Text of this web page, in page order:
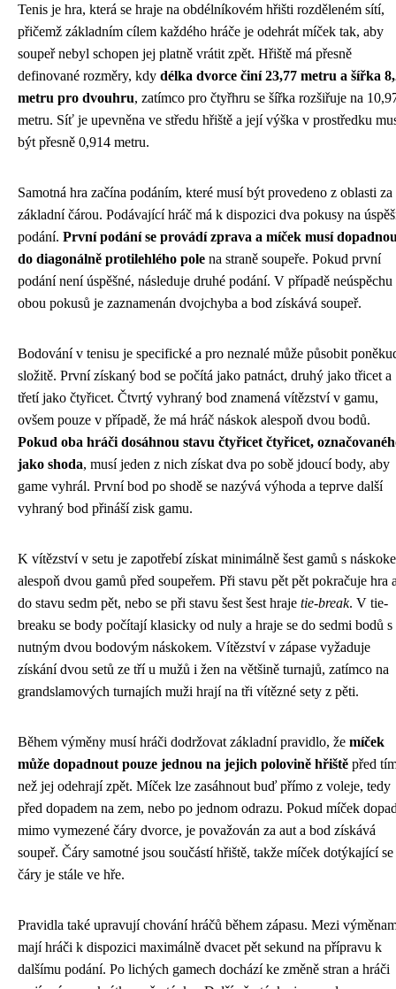
Tenis je hra, která se hraje na obdélníkovém hřišti rozděleném sítí,
přičemž základním cílem každého hráče je odehrát míček tak, aby
soupeř nebyl schopen jej platně vrátit zpět. Hřiště má přesně
definované rozměry, kdy délka dvorce činí 23,77 metru a šířka
metru pro dvouhru, zatímco pro čtyřhru se šířka rozšiřuje na
metru. Síť je upevněna ve středu hřiště a její výška v prostředku
být přesně 0,914 metru.
Samotná hra začína podáním, které musí být provedeno z oblasti za
základní čárou. Podávající hráč má k dispozici dva pokusy na
podání. První podání se provádí zprava a míček musí
do diagonálně protilehlého pole na straně soupeře. Pokud první
podání není úspěšné, následuje druhé podání. V případě neúspěchu
obou pokusů je zaznamenán dvojchyba a bod získává soupeř.
Bodování v tenisu je specifické a pro neznalé může působit
složitě. První získaný bod se počítá jako patnáct, druhý jako třicet a
třetí jako čtyřicet. Čtvrtý vyhraný bod znamená vítězství v gamu,
ovšem pouze v případě, že má hráč náskok alespoň dvou bodů.
Pokud oba hráči dosáhnou stavu čtyřicet čtyřicet,
jako shoda, musí jeden z nich získat dva po sobě jdoucí body, aby
game vyhrál. První bod po shodě se nazývá výhoda a teprve další
vyhraný bod přináší zisk gamu.
K vítězství v setu je zapotřebí získat minimálně šest gamů s
alespoň dvou gamů před soupeřem. Při stavu pět pět pokračuje hra
do stavu sedm pět, nebo se při stavu šest šest hraje tie-break. V tie-
breaku se body počítají klasicky od nuly a hraje se do sedmi bodů s
nutným dvou bodovým náskokem. Vítězství v zápase vyžaduje
získání dvou setů ze tří u mužů i žen na většině turnajů, zatímco na
grandslamových turnajích muži hrají na tři vítězné sety z pěti.
Během výměny musí hráči dodržovat základní pravidlo, že míček
může dopadnout pouze jednou na jejich polovině hřiště před
než jej odehrají zpět. Míček lze zasáhnout buď přímo z voleje, tedy
před dopadem na zem, nebo po jednom odrazu. Pokud míček
mimo vymezené čáry dvorce, je považován za aut a bod získává
soupeř. Čáry samotné jsou součástí hřiště, takže míček dotýkající se
čáry je stále ve hře.
Pravidla také upravují chování hráčů během zápasu. Mezi
mají hráči k dispozici maximálně dvacet pět sekund na přípravu k
dalšímu podání. Po lichých gamech dochází ke změně stran a hráči